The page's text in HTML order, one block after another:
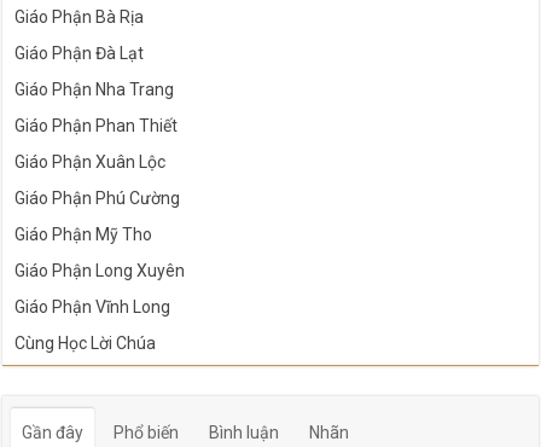
Giáo Phận Bà Rịa
Giáo Phận Đà Lạt
Giáo Phận Nha Trang
Giáo Phận Phan Thiết
Giáo Phận Xuân Lộc
Giáo Phận Phú Cường
Giáo Phận Mỹ Tho
Giáo Phận Long Xuyên
Giáo Phận Vĩnh Long
Cùng Học Lời Chúa
Gần đây Phổ biến Bình luận Nhãn